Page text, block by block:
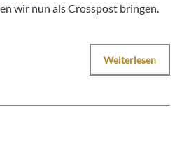
den wir nun als Crosspost bringen.
Weiterlesen